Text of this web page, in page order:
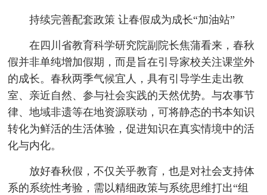
持续完善配套政策 让春假成为成长“加油站”
在四川省教育科学研究院副院长焦蒲看来，春秋
假并非单纯增加假期，而是旨在引导家校关注课堂外
的成长。春秋两季气候宜人，具有引导学生走出教
室、亲近自然、参与社会实践的天然优势。与农事节
律、地域非遗等在地资源联动，可将静态的书本知识
转化为鲜活的生活体验，促进知识在真实情境中的活
化与内化。
放好春秋假，不仅关乎教育，也是对社会支持体
系的系统性考验，需以精细政策与系统思维打出“组